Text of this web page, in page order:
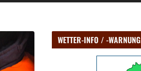
WETTER-INFO / -WARNUNG